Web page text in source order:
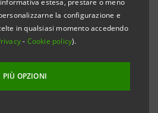
estesa, prestare o meno
la configurazione e
in qualsiasi momento accedendo
- Cookie policy).
PIÙ OPZIONI
MANAGEMENT DAC
0,116 IL PREZZO PER AZIONE
ACQUISTO DEL 44,86% DEL